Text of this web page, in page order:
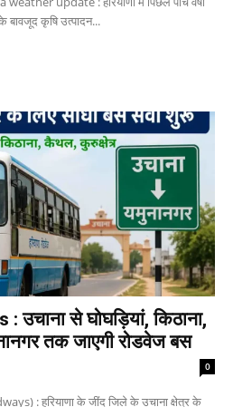
बावजूद कृषि उत्पादन...
से घोघड़ियां, किठाना,
तक जाएगी रोडवेज बस
0
: हरियाणा के जींद जिले के उचाना क्षेत्र के